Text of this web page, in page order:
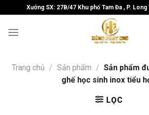
to
content
Xưởng SX: 27B/47 Khu phố Tam Đa , P.
Trang chủ / Sản phẩm / Sản phẩm
ghế học sinh inox tiểu
LỌC